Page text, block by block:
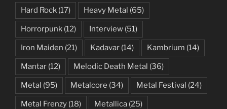
Hard Rock (17) Heavy Metal (65)
Horrorpunk (12) Interview (51)
Iron Maiden (21) Kadavar (14) Kambrium (14)
Mantar (12) Melodic Death Metal (36)
Metal (95) Metalcore (34) Metal Festival (24)
Metal Frenzy (18) Metallica (25)